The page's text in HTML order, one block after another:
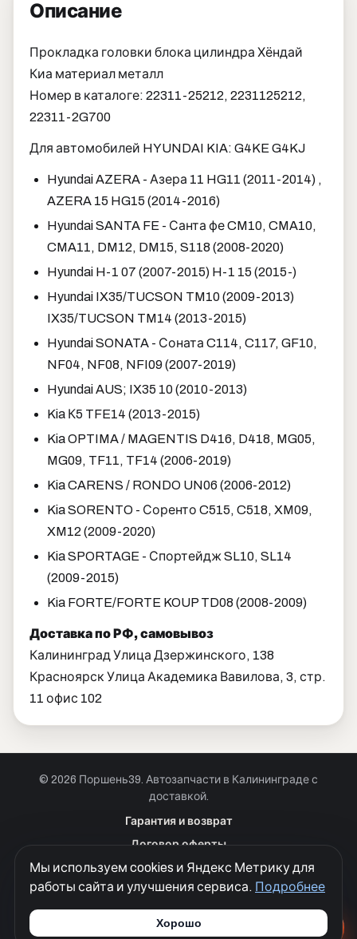
Описание
Прокладка головки блока цилиндра Хёндай
Киа материал металл
Номер в каталоге: 22311-25212, 2231125212,
22311-2G700
Для автомобилей HYUNDAI KIA: G4KE G4KJ
Hyundai AZERA - Азера 11 HG11 (2011-2014) ,
AZERA 15 HG15 (2014-2016)
Hyundai SANTA FE - Санта фе CM10, CMA10,
CMA11, DM12, DM15, S118 (2008-2020)
Hyundai H-1 07 (2007-2015) H-1 15 (2015-)
Hyundai IX35/TUCSON TM10 (2009-2013)
IX35/TUCSON TM14 (2013-2015)
Hyundai SONATA - Соната C114, C117, GF10,
NF04, NF08, NFI09 (2007-2019)
Hyundai AUS; IX35 10 (2010-2013)
Kia К5 TFE14 (2013-2015)
Kia OPTIMA / MAGENTIS D416, D418, MG05,
MG09, TF11, TF14 (2006-2019)
Kia CARENS / RONDO UN06 (2006-2012)
Kia SORENTO - Соренто C515, C518, XM09,
XM12 (2009-2020)
Kia SPORTAGE - Спортейдж SL10, SL14
(2009-2015)
Kia FORTE/FORTE KOUP TD08 (2008-2009)
Доставка по РФ, самовывоз
Калининград Улица Дзержинского, 138
Красноярск Улица Академика Вавилова, 3, стр.
11 офис 102
© 2026 Поршень39. Автозапчасти в Калининграде с
доставкой.
Гарантия и возврат
Договор оферты
Куки
Политика конфиденциальности
Мы используем cookies и Яндекс Метрику для
работы сайта и улучшения сервиса. Подробнее
Хорошо
+7 901 390 0 390
Позвонить · Красноярск
+7 901 390 0 390